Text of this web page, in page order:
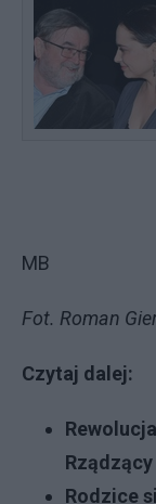
MB
Fot. Roman
Czytaj dalej:
Rodzice